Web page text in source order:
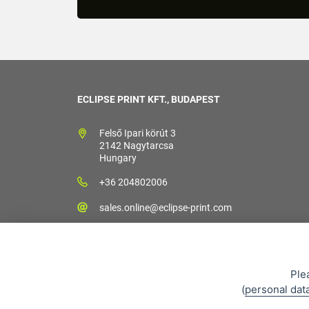
ECLIPSE PRINT KFT., BUDAPEST
Felső Ipari körút 3
2142 Nagytarcsa
Hungary
+36 204802006
sales.online@eclipse-print.com
(personal